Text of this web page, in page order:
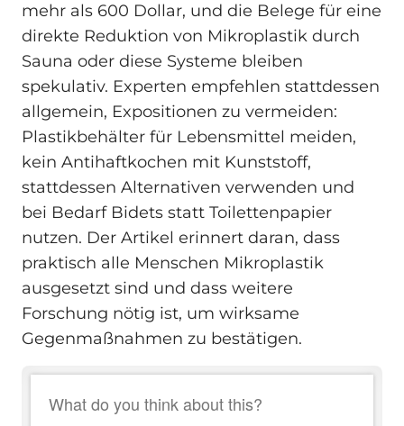
mehr als 600 Dollar, und die Belege für eine
direkte Reduktion von Mikroplastik durch
Sauna oder diese Systeme bleiben
spekulativ. Experten empfehlen stattdessen
allgemein, Expositionen zu vermeiden:
Plastikbehälter für Lebensmittel meiden,
kein Antihaftkochen mit Kunststoff,
stattdessen Alternativen verwenden und
bei Bedarf Bidets statt Toilettenpapier
nutzen. Der Artikel erinnert daran, dass
praktisch alle Menschen Mikroplastik
ausgesetzt sind und dass weitere
Forschung nötig ist, um wirksame
Gegenmaßnahmen zu bestätigen.